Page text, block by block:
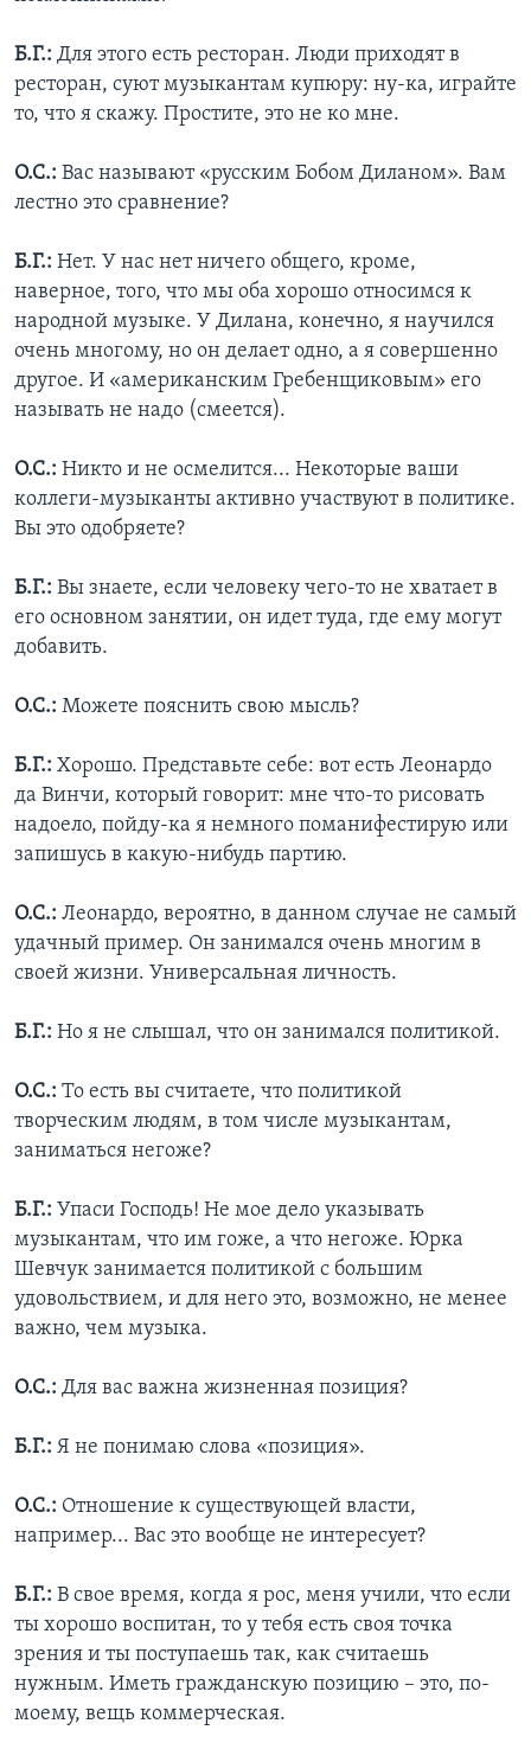
Б.Г.: Для этого есть ресторан. Люди приходят в
ресторан, суют музыкантам купюру: ну-ка, играйте
то, что я скажу. Простите, это не ко мне.
О.С.: Вас называют «русским Бобом Диланом». Вам
лестно это сравнение?
Б.Г.: Нет. У нас нет ничего общего, кроме,
наверное, того, что мы оба хорошо относимся к
народной музыке. У Дилана, конечно, я научился
очень многому, но он делает одно, а я совершенно
другое. И «американским Гребенщиковым» его
называть не надо (смеется).
О.С.: Никто и не осмелится... Некоторые ваши
коллеги-музыканты активно участвуют в политике.
Вы это одобряете?
Б.Г.: Вы знаете, если человеку чего-то не хватает в
его основном занятии, он идет туда, где ему могут
добавить.
О.С.: Можете пояснить свою мысль?
Б.Г.: Хорошо. Представьте себе: вот есть Леонардо
да Винчи, который говорит: мне что-то рисовать
надоело, пойду-ка я немного поманифестирую или
запишусь в какую-нибудь партию.
О.С.: Леонардо, вероятно, в данном случае не самый
удачный пример. Он занимался очень многим в
своей жизни. Универсальная личность.
Б.Г.: Но я не слышал, что он занимался политикой.
О.С.: То есть вы считаете, что политикой
творческим людям, в том числе музыкантам,
заниматься негоже?
Б.Г.: Упаси Господь! Не мое дело указывать
музыкантам, что им гоже, а что негоже. Юрка
Шевчук занимается политикой с большим
удовольствием, и для него это, возможно, не менее
важно, чем музыка.
О.С.: Для вас важна жизненная позиция?
Б.Г.: Я не понимаю слова «позиция».
О.С.: Отношение к существующей власти,
например... Вас это вообще не интересует?
Б.Г.: В свое время, когда я рос, меня учили, что если
ты хорошо воспитан, то у тебя есть своя точка
зрения и ты поступаешь так, как считаешь
нужным. Иметь гражданскую позицию – это, по-
моему, вещь коммерческая.